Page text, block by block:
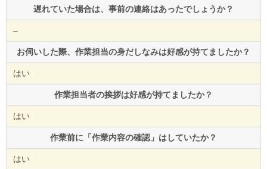
遅れていた場合は、事前の連絡はあったでしょうか？
–
お伺いした際、作業担当の身だしなみは好感が持てましたか？
はい
作業担当者の挨拶は好感が持てましたか？
はい
作業前に「作業内容の確認」はしていたか？
はい